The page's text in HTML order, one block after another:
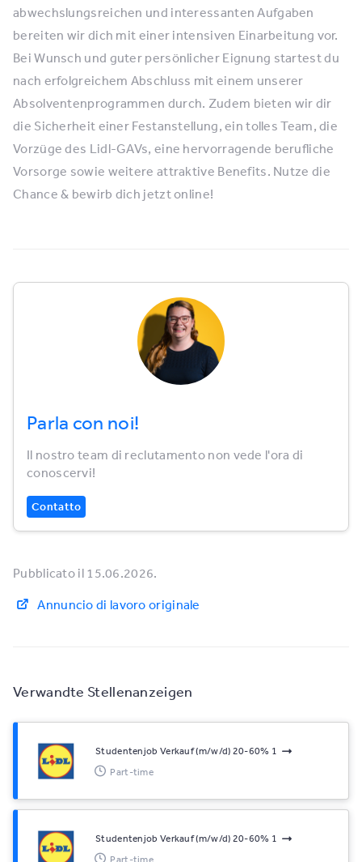
Verwandte Stellenanzeigen
Studentenjob Verkauf (m/w/d) 20-60% 1
Part-time
Studentenjob Verkauf (m/w/d) 20-60% 1
abwechslungsreichen und interessanten Aufgaben
bereiten wir dich mit einer intensiven Einarbeitung vor.
Bei Wunsch und guter persönlicher Eignung startest du
nach erfolgreichem Abschluss mit einem unserer
Absolventenprogrammen durch. Zudem bieten wir dir
die Sicherheit einer Festanstellung, ein tolles Team, die
Vorzüge des Lidl-GAVs, eine hervorragende berufliche
Vorsorge sowie weitere attraktive Benefits. Nutze die
Chance & bewirb dich jetzt online!
Parla con noi!
Il nostro team di reclutamento non vede l'ora di
conoscervi!
Contatto
Pubblicato il 15.06.2026.
Annuncio di lavoro originale